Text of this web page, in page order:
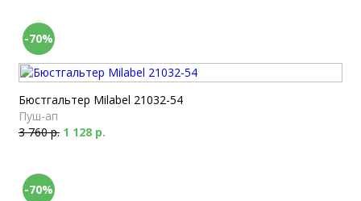
-70%
Бюстгальтер Milabel 21032-54
Пуш-ап
3 760 р. 1 128 р.
-70%